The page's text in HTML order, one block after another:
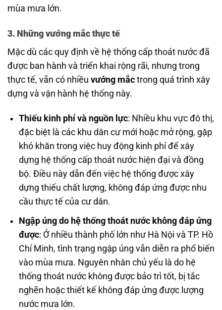
mùa mưa lớn.
3. Những vướng mắc thực tế
Mặc dù các quy định về hệ thống cấp thoát nước đã
được ban hành và triển khai rộng rãi, nhưng trong
thực tế, vẫn có nhiều vướng mắc trong quá trình xây
dựng và vận hành hệ thống này.
Thiếu kinh phí và nguồn lực: Nhiều khu vực đô thị,
đặc biệt là các khu dân cư mới hoặc mở rộng, gặp
khó khăn trong việc huy động kinh phí để xây
dựng hệ thống cấp thoát nước hiện đại và đồng
bộ. Điều này dẫn đến việc hệ thống được xây
dựng thiếu chất lượng, không đáp ứng được nhu
cầu thực tế của cư dân.
Ngập úng do hệ thống thoát nước không đáp ứng
được: Ở nhiều thành phố lớn như Hà Nội và TP. Hồ
Chí Minh, tình trạng ngập úng vẫn diễn ra phổ biến
vào mùa mưa. Nguyên nhân chủ yếu là do hệ
thống thoát nước không được bảo trì tốt, bị tắc
nghẽn hoặc thiết kế không đáp ứng được lượng
nước mưa lớn.